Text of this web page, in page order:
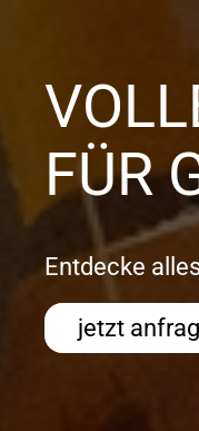
FÜR
Entdecke
jetzt